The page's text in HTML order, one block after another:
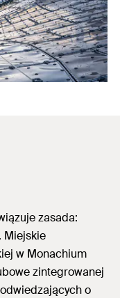
zasada:
Miejskie
w Monachium
zintegrowanej
o